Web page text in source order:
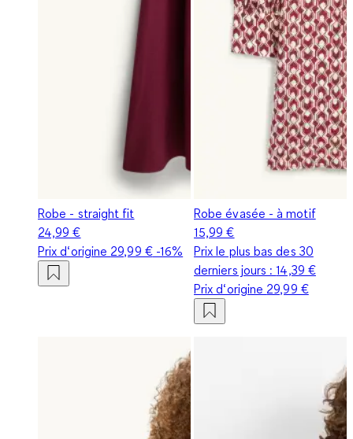
Robe - straight fit
24,99 €
Prix d‘origine 29,99 €-16%
Robe évasée - à motif
15,99 €
Prix le plus bas des 30
derniers jours :14,39 €
Prix d‘origine 29,99 €